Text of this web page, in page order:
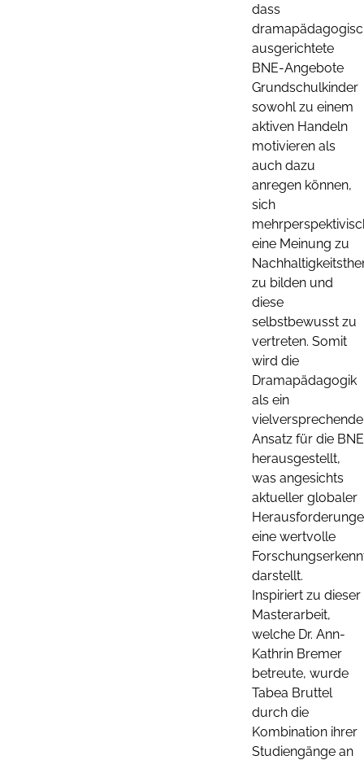
dass
ausgerichtete
BNE-Angebote
Grundschulkinder
sowohl zu einem
aktiven Handeln
motivieren als
auch dazu
anregen können,
sich
eine Meinung zu
zu bilden und
diese
selbstbewusst zu
vertreten. Somit
wird die
Dramapädagogik
als ein
Ansatz für die BNE
herausgestellt,
was angesichts
aktueller globaler
eine wertvolle
darstellt.
Inspiriert zu dieser
Masterarbeit,
welche Dr. Ann-
Kathrin Bremer
betreute, wurde
Tabea Bruttel
durch die
Kombination ihrer
Studiengänge an